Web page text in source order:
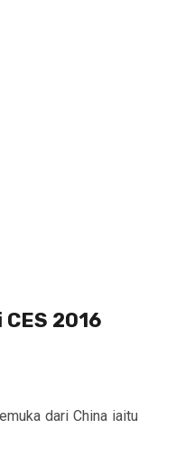
2016
dari China iaitu